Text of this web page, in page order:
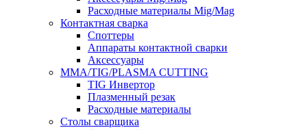
Расходные материалы Mig/Mag
Контактная сварка
Споттеры
Аппараты контактной сварки
Аксессуары
MMA/TIG/PLASMA CUTTING
TIG Инвертор
Плазменный резак
Расходные материалы
Столы сварщика